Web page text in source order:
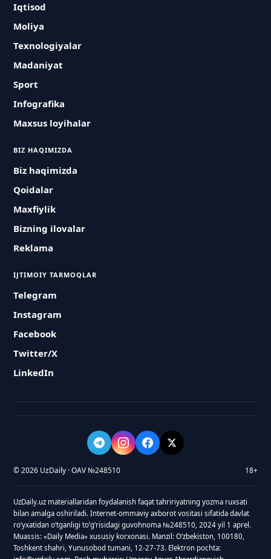
Iqtisod
Moliya
Texnologiyalar
Madaniyat
Sport
Infografika
Maxsus loyihalar
BIZ HAQIMIZDA
Biz haqimizda
Qoidalar
Maxfiylik
Bizning ilovalar
Reklama
IJTIMOIY TARMOQLAR
Telegram
Instagram
Facebook
Twitter/X
LinkedIn
© 2026 UzDaily · OAV №248510 18+
UzDaily.uz materiallaridan foydalanish faqat tahririyatning yozma ruxsati
bilan amalga oshiriladi. Internet-ommaviy axborot vositasi sifatida davlat
roʻyxatidan oʻtganligi toʻgʻrisidagi guvohnoma №248510, 2024 yil 1 aprel.
Muassis: «Daily Media» xususiy korxonasi. Manzil: Oʻzbekiston, 100180,
Toshkent shahri, Yunusobod tumani, 12-27-73. Elektron pochta: